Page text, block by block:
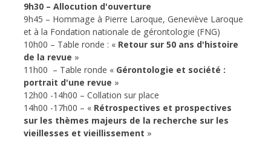
9h30 – Allocution d'ouverture
9h45 – Hommage à Pierre Laroque, Geneviève Laroque
et à la Fondation nationale de gérontologie (FNG)
10h00 – Table ronde : « Retour sur 50 ans d'histoire
de la revue »
11h00 – Table ronde « Gérontologie et société :
portrait d'une revue »
12h00 -14h00 – Collation sur place
14h00 -17h00 – « Rétrospectives et prospectives
sur les thèmes majeurs de la recherche sur les
vieillesses et vieillissement »